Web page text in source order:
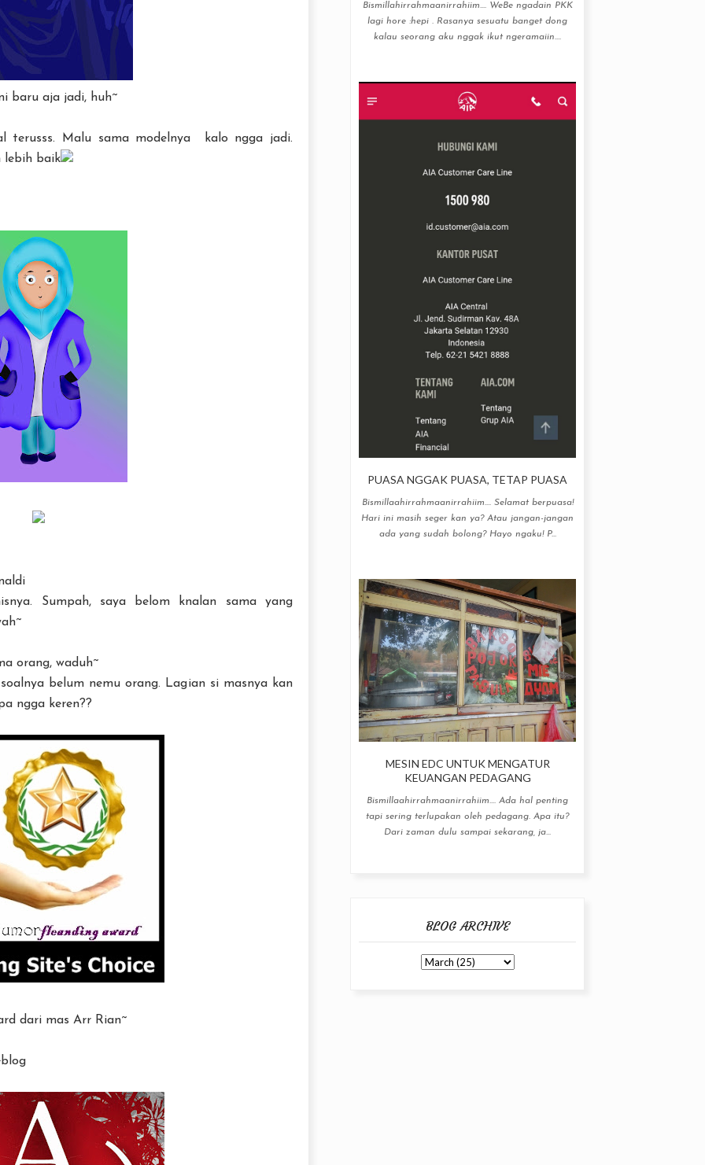
baru aja jadi, huh~
terusss. Malu sama modelnya kalo ngga jadi.
lebih baik
Sumpah, saya belom knalan sama yang
orang, waduh~
belum nemu orang. Lagian si masnya kan
ngga keren??
dari mas Arr Rian~
Bismillahirrahmaanirrahiim…. WeBe ngadain PKK
lagi hore :hepi . Rasanya sesuatu banget dong
kalau seorang aku nggak ikut ngeramaiin....
PUASA NGGAK PUASA, TETAP PUASA
Bismillaahirrahmaanirrahiim.... Selamat berpuasa!
Hari ini masih seger kan ya? Atau jangan-jangan
ada yang sudah bolong? Hayo ngaku! P...
MESIN EDC UNTUK MENGATUR
KEUANGAN PEDAGANG
Bismillaahirrahmaanirrahiim.... Ada hal penting
tapi sering terlupakan oleh pedagang. Apa itu?
Dari zaman dulu sampai sekarang, ja...
BLOG ARCHIVE